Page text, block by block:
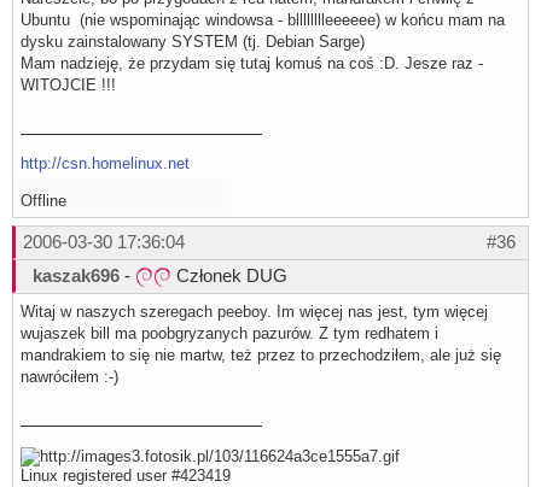
Ubuntu (nie wspominając windowsa - blllllllleeeeee) w końcu mam na
dysku zainstalowany SYSTEM (tj. Debian Sarge)
Mam nadzieję, że przydam się tutaj komuś na coś :D. Jesze raz -
WITOJCIE !!!
http://csn.homelinux.net
Offline
#36
2006-03-30 17:36:04
kaszak696 - Członek DUG
Witaj w naszych szeregach peeboy. Im więcej nas jest, tym więcej
wujaszek bill ma poobgryzanych pazurów. Z tym redhatem i
mandrakiem to się nie martw, też przez to przechodziłem, ale już się
nawróciłem :-)
Linux registered user #423419